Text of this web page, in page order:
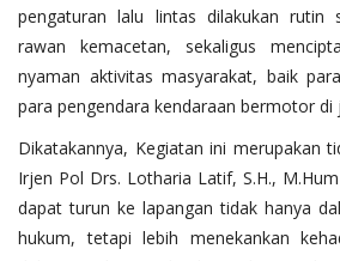
pengaturan lalu lintas dilakukan
rawan kemacetan, sekaligus
nyaman aktivitas masyarakat, baik
para pengendara kendaraan bermotor di
Dikatakannya, Kegiatan ini merupakan
Irjen Pol Drs. Lotharia Latif, S.H.,
dapat turun ke lapangan tidak hanya
hukum, tetapi lebih menekankan